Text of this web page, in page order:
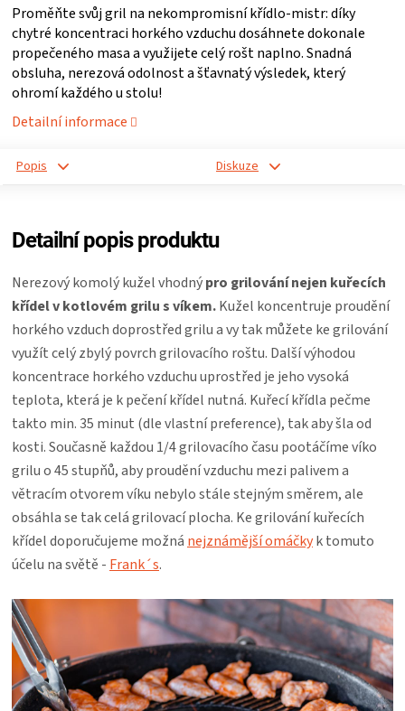
VENKOVNÍ
KUCHYNĚ
KNIHY
O
KOŠILE
VÍNO
DÁRKOVÉ
ZNAČKY
MĚNA
(CZK)
PŘIHLÁŠENÍ
Proměňte svůj gril na nekompromisní křídlo-mistr: díky
chytré koncentraci horkého vzduchu dosáhnete dokonale
propečeného masa a využijete celý rošt naplno. Snadná
obsluha, nerezová odolnost a šťavnatý výsledek, který
ohromí každého u stolu!
Detailní informace
Popis Diskuze
Detailní popis produktu
Nerezový komolý kužel vhodnýpro grilování nejen kuřecích
křídel v kotlovém grilu s víkem.Kužel koncentruje proudění
horkého vzduch doprostřed grilu a vy tak můžete ke grilování
využít celý zbylý povrch grilovacího roštu. Další výhodou
koncentrace horkého vzduchu uprostřed je jeho vysoká
teplota, která je k pečení křídel nutná. Kuřecí křídla pečme
takto min. 35 minut (dle vlastní preference), tak aby šla od
kosti. Současně každou 1/4 grilovacího času pootáčíme víko
grilu o 45 stupňů, aby proudění vzduchu mezi palivem a
větracím otvorem víku nebylo stále stejným směrem, ale
obsáhla se tak celá grilovací plocha. Ke grilování kuřecích
křídel doporučujeme možná nejznámější omáčkyk tomuto
účelu na světě - Frank´s.